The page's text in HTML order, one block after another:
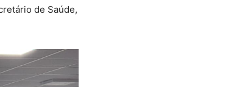
de Saúde,